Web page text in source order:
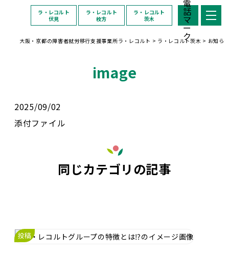
ラ・レコルト
伏見
ラ・レコルト
枚方
ラ・レコルト
茨木
大阪・京都の障害者就労移行支援事業所ラ・レコルト > ラ・レコルト茨木 > お知ら
image
2025/09/02
添付ファイル
同じカテゴリの記事
投稿